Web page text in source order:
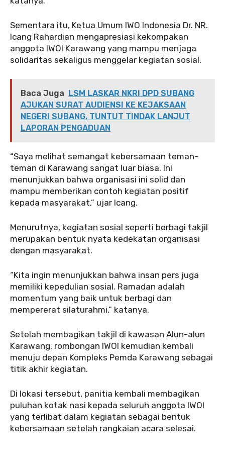
‎‎Sementara itu, Ketua Umum IWO Indonesia Dr. NR.
Icang Rahardian mengapresiasi kekompakan
anggota IWOI Karawang yang mampu menjaga
solidaritas sekaligus menggelar kegiatan sosial.
Baca Juga LSM LASKAR NKRI DPD SUBANG
AJUKAN SURAT AUDIENSI KE KEJAKSAAN
NEGERI SUBANG, TUNTUT TINDAK LANJUT
LAPORAN PENGADUAN
‎‎“Saya melihat semangat kebersamaan teman-
teman di Karawang sangat luar biasa. Ini
menunjukkan bahwa organisasi ini solid dan
mampu memberikan contoh kegiatan positif
kepada masyarakat,” ujar Icang.
‎‎Menurutnya, kegiatan sosial seperti berbagi takjil
merupakan bentuk nyata kedekatan organisasi
dengan masyarakat.
‎‎“Kita ingin menunjukkan bahwa insan pers juga
memiliki kepedulian sosial. Ramadan adalah
momentum yang baik untuk berbagi dan
mempererat silaturahmi,” katanya.
‎‎Setelah membagikan takjil di kawasan Alun-alun
Karawang, rombongan IWOI kemudian kembali
menuju depan Kompleks Pemda Karawang sebagai
titik akhir kegiatan.
‎Di lokasi tersebut, panitia kembali membagikan
puluhan kotak nasi kepada seluruh anggota IWOI
yang terlibat dalam kegiatan sebagai bentuk
kebersamaan setelah rangkaian acara selesai.